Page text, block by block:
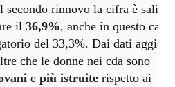
rinnovo la cifra è salita
il 36,9%, anche in questo caso
del 33,3%. Dai dati
che le donne nei cda sono
e più istruite rispetto ai